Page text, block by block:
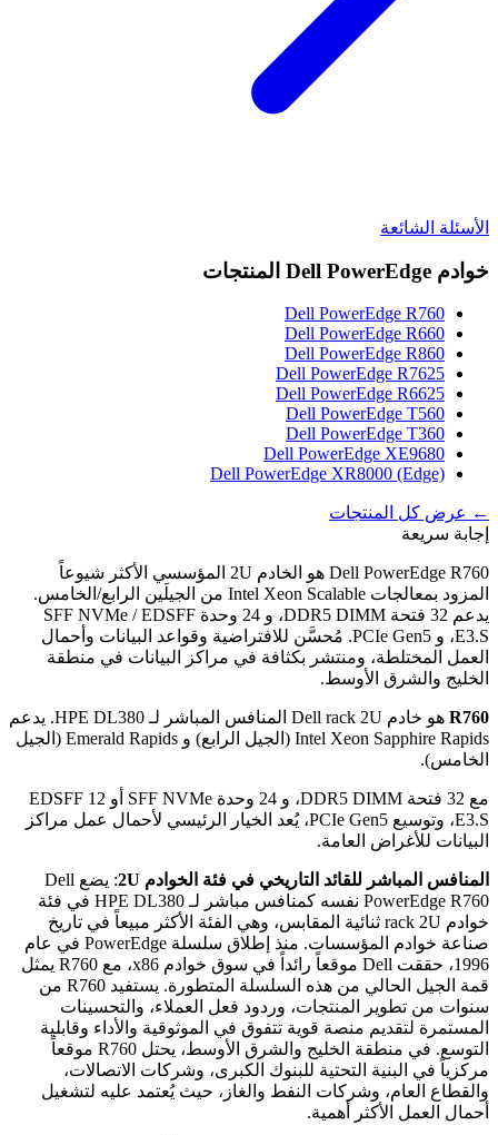
الأسئلة الشائعة
خوادم Dell PowerEdge المنتجات
Dell PowerEdge R760
Dell PowerEdge R660
Dell PowerEdge R860
Dell PowerEdge R7625
Dell PowerEdge R6625
Dell PowerEdge T560
Dell PowerEdge T360
Dell PowerEdge XE9680
Dell PowerEdge XR8000 (Edge)
← عرض كل المنتجات
إجابة سريعة
Dell PowerEdge R760 هو الخادم 2U المؤسسي الأكثر شيوعاً
المزود بمعالجات Intel Xeon Scalable من الجيلَين الرابع/الخامس.
يدعم 32 فتحة DDR5 DIMM، و 24 وحدة SFF NVMe / EDSFF
E3.S، و PCIe Gen5. مُحسَّن للافتراضية وقواعد البيانات وأحمال
العمل المختلطة، ومنتشر بكثافة في مراكز البيانات في منطقة
الخليج والشرق الأوسط.
R760
هو خادم Dell rack 2U المنافس المباشر لـ HPE DL380. يدعم
Intel Xeon Sapphire Rapids (الجيل الرابع) و Emerald Rapids (الجيل
الخامس).
مع 32 فتحة DDR5 DIMM، و 24 وحدة SFF NVMe أو 12 EDSFF
E3.S، وتوسيع PCIe Gen5، يُعد الخيار الرئيسي لأحمال عمل مراكز
البيانات للأغراض العامة.
المنافس المباشر للقائد التاريخي في فئة الخوادم 2U
: يضع Dell
PowerEdge R760 نفسه كمنافس مباشر لـ HPE DL380 في فئة
خوادم rack 2U ثنائية المقابس، وهي الفئة الأكثر مبيعاً في تاريخ
صناعة خوادم المؤسسات. منذ إطلاق سلسلة PowerEdge في عام
1996، حققت Dell موقعاً رائداً في سوق خوادم x86، مع R760 يمثل
قمة الجيل الحالي من هذه السلسلة المتطورة. يستفيد R760 من
سنوات من تطوير المنتجات، وردود فعل العملاء، والتحسينات
المستمرة لتقديم منصة قوية تتفوق في الموثوقية والأداء وقابلية
التوسع. في منطقة الخليج والشرق الأوسط، يحتل R760 موقعاً
مركزياً في البنية التحتية للبنوك الكبرى، وشركات الاتصالات،
والقطاع العام، وشركات النفط والغاز، حيث يُعتمد عليه لتشغيل
أحمال العمل الأكثر أهمية.